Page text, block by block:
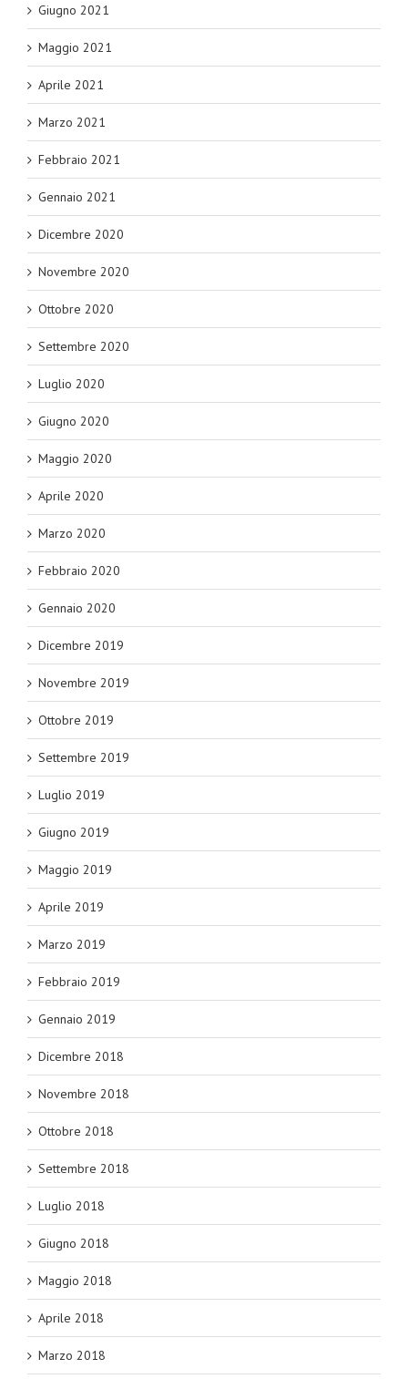
Giugno 2021
Maggio 2021
Aprile 2021
Marzo 2021
Febbraio 2021
Gennaio 2021
Dicembre 2020
Novembre 2020
Ottobre 2020
Settembre 2020
Luglio 2020
Giugno 2020
Maggio 2020
Aprile 2020
Marzo 2020
Febbraio 2020
Gennaio 2020
Dicembre 2019
Novembre 2019
Ottobre 2019
Settembre 2019
Luglio 2019
Giugno 2019
Maggio 2019
Aprile 2019
Marzo 2019
Febbraio 2019
Gennaio 2019
Dicembre 2018
Novembre 2018
Ottobre 2018
Settembre 2018
Luglio 2018
Giugno 2018
Maggio 2018
Aprile 2018
Marzo 2018